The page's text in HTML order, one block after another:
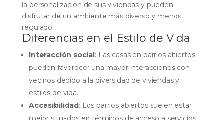
la personalización de sus viviendas y pueden
disfrutar de un ambiente más diverso y menos
regulado.
Diferencias en el Estilo de Vida
Interacción social : Las casas en barrios abiertos
pueden favorecer una mayor interacciones con
vecinos debido a la diversidad de viviendas y
estilos de vida.
Accesibilidad : Los barrios abiertos suelen estar
mejor situados en términos de acceso a servicios